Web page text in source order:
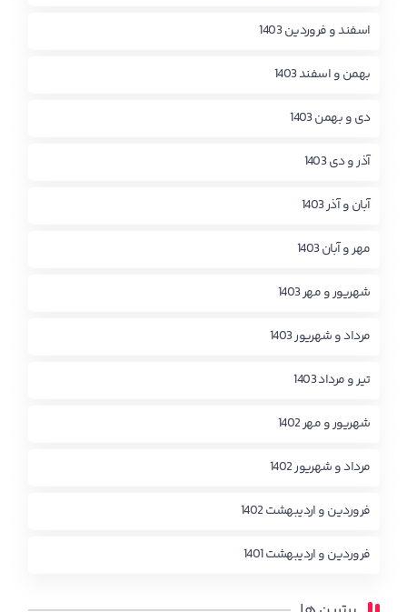
اسفند و فروردین 1403
بهمن و اسفند 1403
دی و بهمن 1403
آذر و دی 1403
آبان و آذر 1403
مهر و آبان 1403
شهریور و مهر 1403
مرداد و شهریور 1403
تیر و مرداد 1403
شهریور و مهر 1402
مرداد و شهریور 1402
فروردین و اردیبهشت 1402
فروردین و اردیبهشت 1401